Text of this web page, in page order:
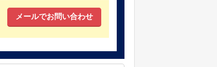
メールでお問い合わせ